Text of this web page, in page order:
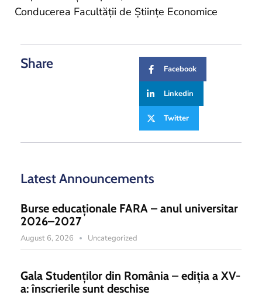
Conducerea Facultății de Științe Economice
Share Facebook
Linkedin
Twitter
Latest Announcements
Burse educaționale FARA – anul universitar
2026–2027
August 6, 2026 Uncategorized
Gala Studenților din România – ediția a XV-
a: înscrierile sunt deschise